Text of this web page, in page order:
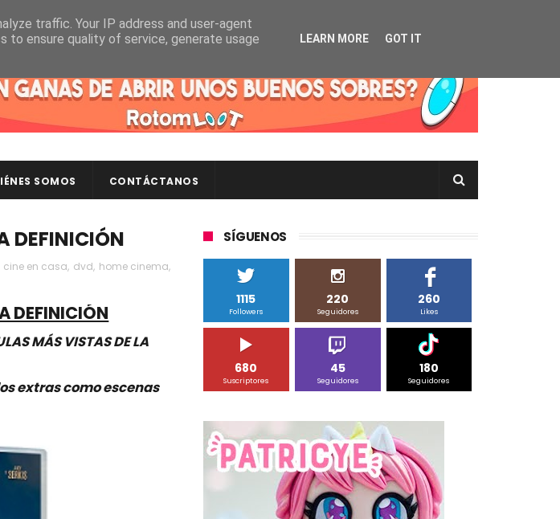
SOMOS CONTÁCTANOS
DEFINICIÓN
cine en casa, dvd, home cinema,
DEFINICIÓN
MÁS VISTAS DE LA
extras como escenas
SÍGUENOS
1115
Followers
220
Seguidores
260
Likes
680
Suscriptores
45
Seguidores
180
Seguidores
traffic. Your IP address and user-agent
to ensure quality of service, generate usage
LEARN MORE GOT IT